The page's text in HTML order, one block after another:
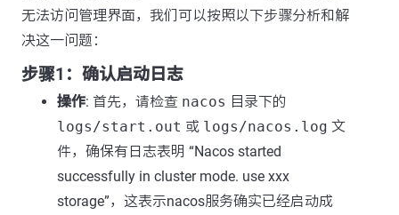
无法访问管理界面，我们可以按照以下步骤分析和解
决这一问题：
步骤1：确认启动日志
操作: 首先，请检查 nacos 目录下的
logs/start.out 或 logs/nacos.log 文
件，确保有日志表明 “Nacos started
successfully in cluster mode. use xxx
storage”，这表示nacos服务确实已经启动成